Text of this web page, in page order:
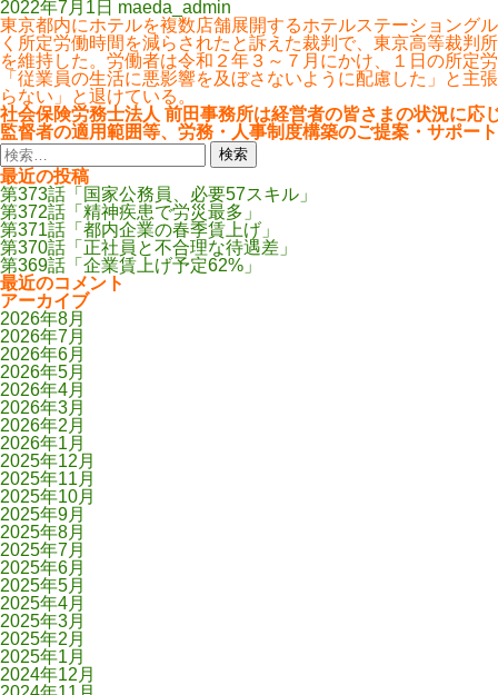
2022年7月1日 maeda_admin
東京都内にホテルを複数店舗展開するホテルステーショング
く所定労働時間を減らされたと訴えた裁判で、東京高等裁判
を維持した。労働者は令和２年３～７月にかけ、１日の所定
「従業員の生活に悪影響を及ぼさないように配慮した」と
らない」と退けている。
社会保険労務士法人 前田事務所は経営者の皆さまの状況に
監督者の適用範囲等、労務・人事制度構築のご提案・サポー
検
索:
最近の投稿
第373話「国家公務員、必要57スキル」
第372話「精神疾患で労災最多」
第371話「都内企業の春季賃上げ」
第370話「正社員と不合理な待遇差」
第369話「企業賃上げ予定62%」
最近のコメント
アーカイブ
2026年8月
2026年7月
2026年6月
2026年5月
2026年4月
2026年3月
2026年2月
2026年1月
2025年12月
2025年11月
2025年10月
2025年9月
2025年8月
2025年7月
2025年6月
2025年5月
2025年4月
2025年3月
2025年2月
2025年1月
2024年12月